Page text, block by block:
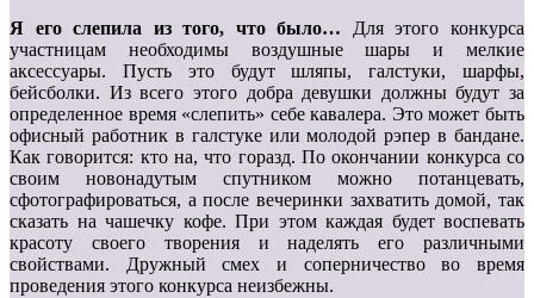
Я его слепила из того, что было… Для этого конкурса
участницам необходимы воздушные шары и мелкие
аксессуары. Пусть это будут шляпы, галстуки, шарфы,
бейсболки. Из всего этого добра девушки должны будут за
определенное время «слепить» себе кавалера. Это может быть
офисный работник в галстуке или молодой рэпер в бандане.
Как говорится: кто на, что горазд. По окончании конкурса со
своим новонадутым спутником можно потанцевать,
сфотографироваться, а после вечеринки захватить домой, так
сказать на чашечку кофе. При этом каждая будет воспевать
красоту своего творения и наделять его различными
свойствами. Дружный смех и соперничество во время
проведения этого конкурса неизбежны.